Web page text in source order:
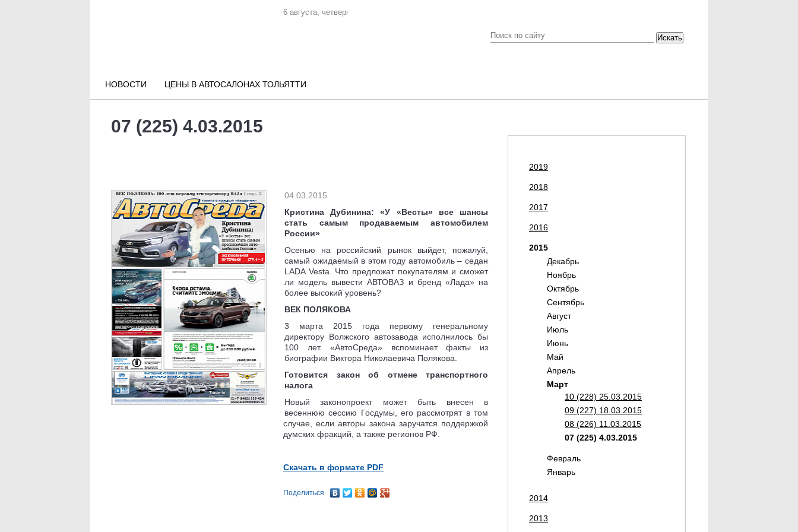
6 августа, четверг
Искать
НОВОСТИ ЦЕНЫ В АВТОСАЛОНАХ ТОЛЬЯТТИ
07 (225) 4.03.2015
04.03.2015
Кристина Дубинина: «У «Весты» все шансы
стать самым продаваемым автомобилем
России»
Осенью на российский рынок выйдет, пожалуй,
самый ожидаемый в этом году автомобиль – седан
LADA Vesta. Что предложат покупателям и сможет
ли модель вывести АВТОВАЗ и бренд «Лада» на
более высокий уровень?
ВЕК ПОЛЯКОВА
3 марта 2015 года первому генеральному
директору Волжского автозавода исполнилось бы
100 лет. «АвтоСреда» вспоминает факты из
биографии Виктора Николаевича Полякова.
Готовится закон об отмене транспортного
налога
Новый законопроект может быть внесен в
весеннюю сессию Госдумы, его рассмотрят в том
случае, если авторы закона заручатся поддержкой
думских фракций, а также регионов РФ.
Скачать в формате PDF
Поделиться
2019
2018
2017
2016
2015
Декабрь
Ноябрь
Октябрь
Сентябрь
Август
Июль
Июнь
Май
Апрель
Март
10 (228) 25.03.2015
09 (227) 18.03.2015
08 (226) 11.03.2015
07 (225) 4.03.2015
Февраль
Январь
2014
2013